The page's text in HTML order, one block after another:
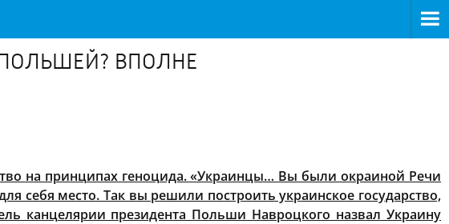
ВПОЛНЕ
на принципах геноцида. «Украинцы… Вы были окраиной Речи
себя место. Так вы решили построить украинское государство,
канцелярии президента Польши Навроцкого назвал Украину